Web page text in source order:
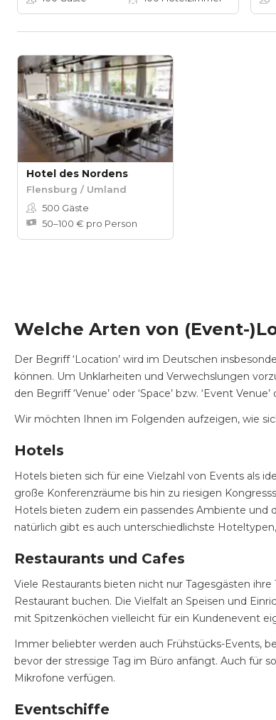
Hotel des Nordens
Flensburg / Umland
500 Gäste
50–100 € pro Person
Welche Arten von (Event-
Der Begriff ‘Location’ wird im Deutschen
können. Um Unklarheiten und Verwechslungen
den Begriff ‘Venue’ oder ‘Space’ bzw. ‘Event Venue’
Wir möchten Ihnen im Folgenden aufzeigen, wie
Hotels
Hotels bieten sich für eine Vielzahl von Events als
große Konferenzräume bis hin zu riesigen
Hotels bieten zudem ein passendes Ambiente und
natürlich gibt es auch unterschiedlichste
Restaurants und Cafes
Viele Restaurants bieten nicht nur Tagesgästen
Restaurant buchen. Die Vielfalt an Speisen und
mit Spitzenköchen vielleicht für ein Kundenevent
Immer beliebter werden auch Frühstücks-Events,
bevor der stressige Tag im Büro anfängt. Auch für
Mikrofone verfügen.
Eventschiffe